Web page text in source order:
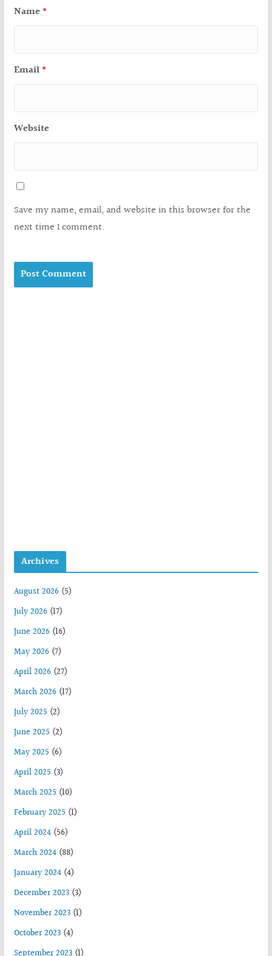
Name *
Email *
Website
Save my name, email, and website in this browser for the
next time I comment.
Archives
August 2026(5)
July 2026(17)
June 2026(16)
May 2026(7)
April 2026(27)
March 2026(17)
July 2025 (2)
June 2025 (2)
May 2025 (6)
April 2025 (3)
March 2025 (10)
February 2025 (1)
April 2024(56)
March 2024(88)
January 2024(4)
December 2023(3)
November 2023(1)
October 2023(4)